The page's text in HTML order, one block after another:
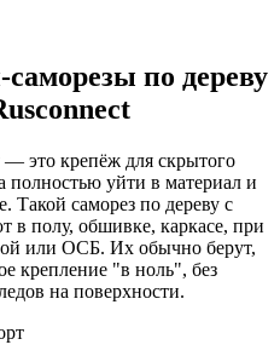
по дереву
это крепёж для скрытого
полностью уйти в материал и
Такой саморез по дереву с
в полу, обшивке, каркасе, при
или ОСБ. Их обычно берут,
крепление "в ноль", без
на поверхности.